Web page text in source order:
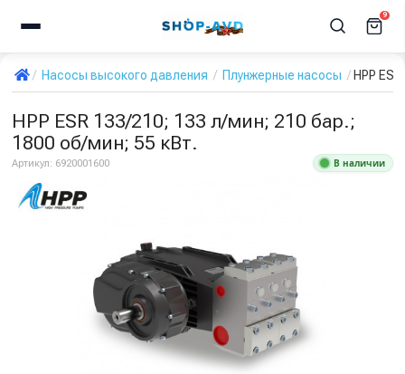
9
Насосы высокого давления Плунжерные насосы HPP
HPP ESR 133/210; 133 л/мин; 210 бар.;
1800 об/мин; 55 кВт.
Артикул: 6920001600 В наличии